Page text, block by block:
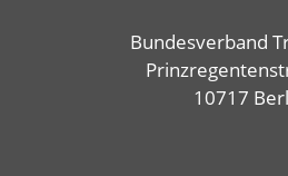
Bundesverband
10717